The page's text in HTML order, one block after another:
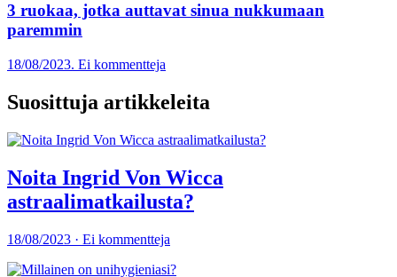
3 ruokaa, jotka auttavat sinua nukkumaan
paremmin
18/08/2023. Ei kommentteja
Suosittuja artikkeleita
Noita Ingrid Von Wicca
astraalimatkailusta?
18/08/2023 · Ei kommentteja